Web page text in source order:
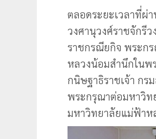
ตลอดระยะเวลาที่ผ่
วงศานุวงศ์ราชจักรี
ราชกรณียกิจ พระก
หลวงน้อมสำนึกในพ
กนิษฐาธิราชเจ้า กร
พระกรุณาต่อมหาวิท
มหาวิทยาลัยแม่ฟ้าห